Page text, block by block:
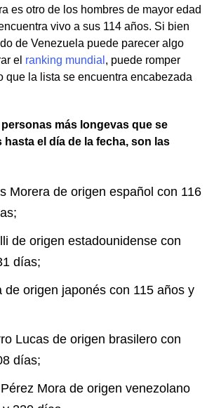
es otro de los hombres de mayor edad
vivo a sus 114 años. Si bien
de Venezuela puede parecer algo
el ranking mundial , puede romper
que la lista se encuentra encabezada
más longevas que se
el día de la fecha, son las
Morera de origen español con 116
de origen estadounidense con
días;
de origen japonés con 115 años y
Lucas de origen brasilero con
días;
Mora de origen venezolano